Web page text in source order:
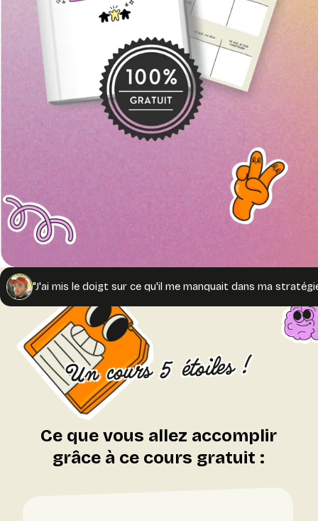
"J'ai mis le doigt sur ce qu'il me manquait dans ma
Un cours 5 étoiles !
Ce que vous allez accomplir
grâce à ce cours gratuit :